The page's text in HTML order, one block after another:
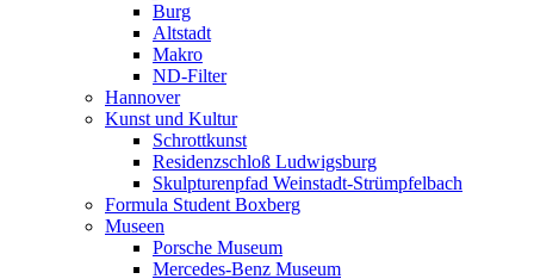
Burg
Altstadt
Makro
ND-Filter
Hannover
Kunst und Kultur
Schrottkunst
Residenzschloß Ludwigsburg
Skulpturenpfad Weinstadt-Strümpfelbach
Formula Student Boxberg
Museen
Porsche Museum
Mercedes-Benz Museum